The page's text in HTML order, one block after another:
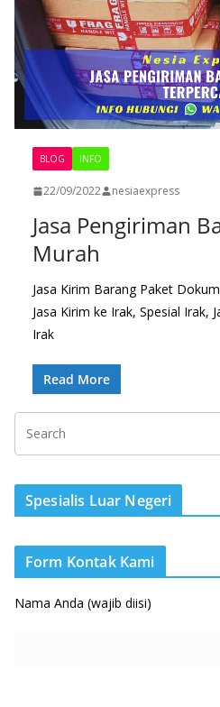
BLOG INFO
22/09/2022 nesiaexpress
Jasa Pengiriman
Murah
Jasa Kirim Barang Paket
Jasa Kirim ke Irak, Spesial Irak,
Irak
Read More
Spesialis Luar Negeri
Form Kontak Kami
Nama Anda (wajib diisi)